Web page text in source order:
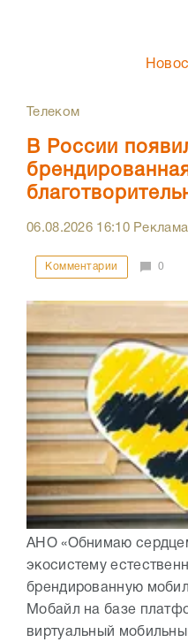
Телеком
В России
06.08.2026 16:10Реклама
Комментарии 0
АНО «Обнимаю
экосистему
брендированную
Мобайл на базе
виртуальный